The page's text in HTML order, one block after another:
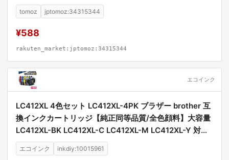
J7300CDW MFCJ7100CDW MFCJ7300CDW)
tomoz jptomoz:34315344
¥588
rakuten_market:jptomoz:34315344
エコインク
LC412XL 4色セット LC412XL-4PK ブラザー brother 互
換インクカートリッジ【純正同等品質/全色顔料】大容量
LC412XL-BK LC412XL-C LC412XL-M LC412XL-Y 対応
プリンター MFC-J7100CDW MFC-J7300CDW 高品質
顔料インク 互換インク
エコインク inkdiy:10015961